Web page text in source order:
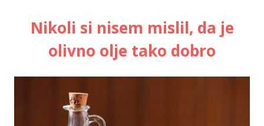
Nikoli si nisem mislil, da je
olivno olje tako dobro